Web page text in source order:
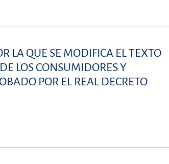
LA QUE SE MODIFICA EL TEXTO
LOS CONSUMIDORES Y
POR EL REAL DECRETO